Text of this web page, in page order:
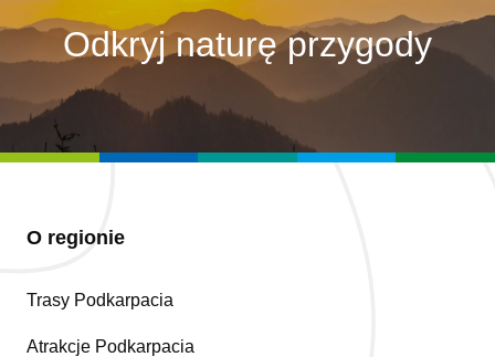
Odkryj naturę przygody
O regionie
Trasy Podkarpacia
Atrakcje Podkarpacia